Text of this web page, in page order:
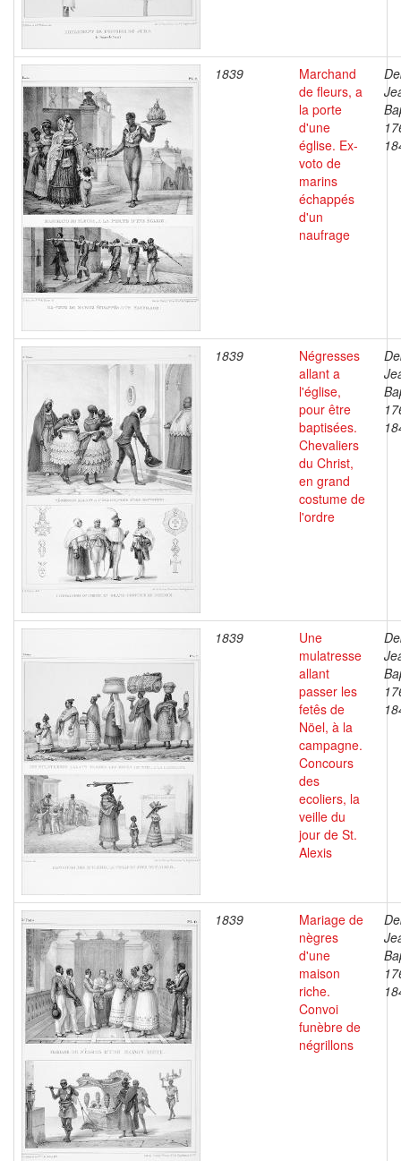
1839
Marchand
de fleurs, a
la porte
d'une
église. Ex-
voto de
marins
échappés
d'un
naufrage
1839
Négresses
allant a
l'église,
pour être
baptisées.
Chevaliers
du Christ,
en grand
costume de
l'ordre
1839
Une
mulatresse
allant
passer les
fetês de
Nöel, à la
campagne.
Concours
des
ecoliers, la
veille du
jour de St.
Alexis
1839
Mariage de
nègres
d'une
maison
riche.
Convoi
funèbre de
négrillons